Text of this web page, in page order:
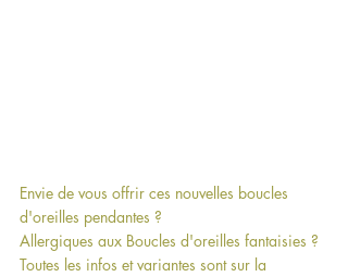
Envie de vous offrir ces nouvelles boucles
d'oreilles pendantes ?
Allergiques aux Boucles d'oreilles fantaisies ?
Toutes les infos et variantes sont sur la